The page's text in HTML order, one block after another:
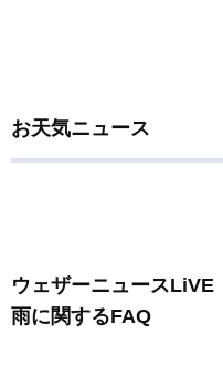
お天気ニュース
ウェザーニュースLiVE
雨に関するFAQ